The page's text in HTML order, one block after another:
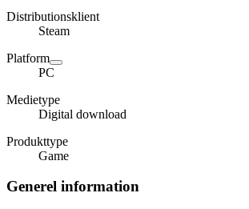
Distributionsklient
Steam
Platform
PC
Medietype
Digital download
Produkttype
Game
Generel information